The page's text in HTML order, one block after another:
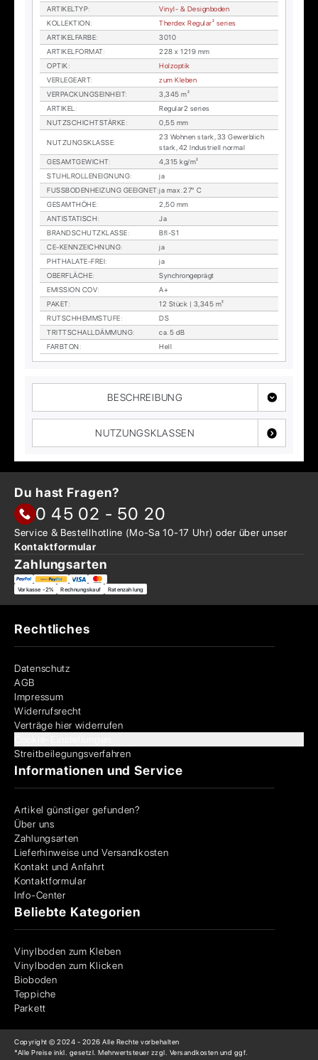
AR­TI­KEL­TYP:
Vi­nyl- & De­sign­bo­den
KOL­LEK­TI­ON:
Therdex Re­gu­lar² se­ries
AR­TI­KEL­FAR­BE:
3010
AR­TI­KEL­FOR­MAT:
228 x 1219 mm
OP­TIK:
Holz­op­tik
VER­LE­GE­ART:
zum Kle­ben
VER­PA­CKUNGS­EIN­HEIT:
3,345 m²
AR­TI­KEL:
Re­gu­lar2 se­ries
NUTZ­SCHICHT­STÄR­KE: 0,55 mm
NUT­ZUNGS­KLAS­SE:
23 Woh­nen stark, 33 Ge­werb­lich
stark, 42 In­dus­tri­ell nor­mal
GE­SAMT­GE­WICHT:
4,315 kg/m²
STUHL­ROL­LEN­EIG­NUNG:
ja
FUSS­BO­DEN­HEI­ZUNG GE­EIG­NET:ja max. 27° C
GE­SAMT­HÖ­HE:
2,50 mm
AN­TI­STA­TISCH:
Ja
BRAND­SCHUTZ­KLAS­SE:
Bfl-S1
CE-KENN­ZEICH­NUNG:
ja
PHTHA­LA­TE-FREI:
ja
OBER­FLÄ­CHE:
Syn­chron­ge­prägt
EMIS­SI­ON COV:
A+
PA­KET:
12 Stück | 3,345 m²
RUTSCH­HEMM­STU­FE:
DS
TRITT­SCHALL­DÄM­MUNG:
ca. 5 dB
FARB­TON: Hell
BESCHREIBUNG
NUTZUNGSKLASSEN
Du hast Fragen?
0 45 02 - 50 20
Service & Bestellhotline (Mo-Sa 10-17 Uhr) oder überunser
Kontaktformular
Zahlungsarten
Vorkasse -2% Rechnungskauf Ratenzahlung
Rechtliches
Datenschutz
AGB
Impressum
Widerrufsrecht
Verträge hier widerrufen
Streitbeilegungsverfahren
Informationen und Service
Artikel günstiger gefunden?
Über uns
Zahlungsarten
Lieferhinweise und Versandkosten
Kontakt und Anfahrt
Kontaktformular
Info-Center
Beliebte Kategorien
Vinylboden zum Kleben
Vinylboden zum Klicken
Bioboden
Teppiche
Parkett
Copyright © 2024 - 2026 Alle Rechte vorbehalten
*Alle Preise inkl. gesetzl. Mehrwertsteuer zzgl. Versandkosten und ggf.